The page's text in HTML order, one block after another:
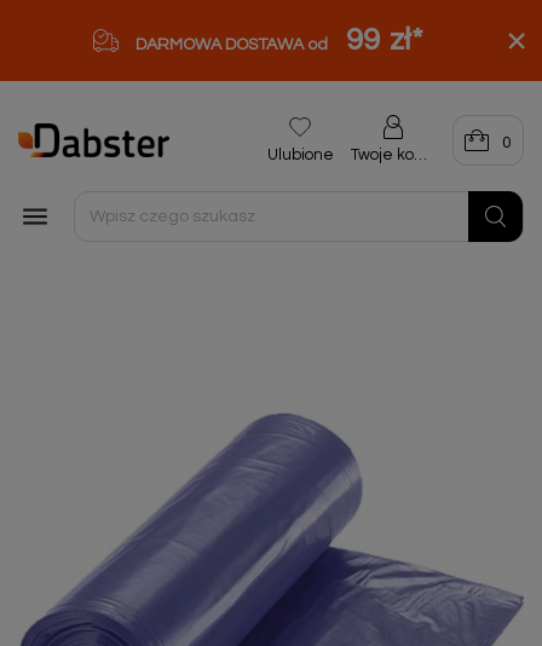
DARMOWA DOSTAWA od 99 zł*

Ulubione Twoje konto
0